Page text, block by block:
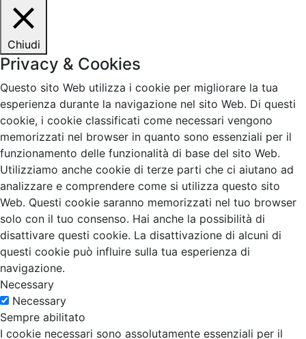
Chiudi
Privacy & Cookies
Questo sito Web utilizza i cookie per migliorare la tua
esperienza durante la navigazione nel sito Web. Di questi
cookie, i cookie classificati come necessari vengono
memorizzati nel browser in quanto sono essenziali per il
funzionamento delle funzionalità di base del sito Web.
Utilizziamo anche cookie di terze parti che ci aiutano ad
analizzare e comprendere come si utilizza questo sito
Web. Questi cookie saranno memorizzati nel tuo browser
solo con il tuo consenso. Hai anche la possibilità di
disattivare questi cookie. La disattivazione di alcuni di
questi cookie può influire sulla tua esperienza di
navigazione.
Necessary
Necessary
Sempre abilitato
I cookie necessari sono assolutamente essenziali per il